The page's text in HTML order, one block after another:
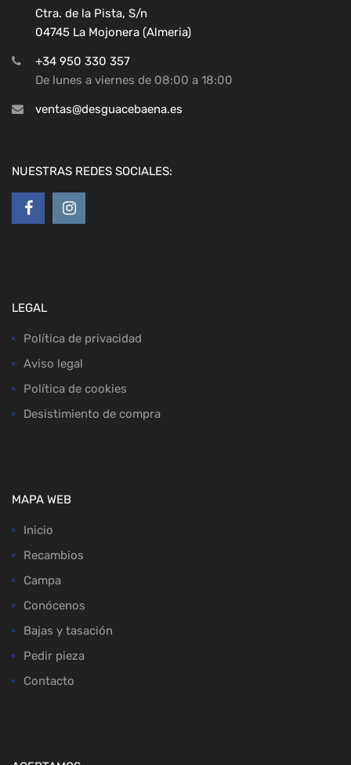
Ctra. de la Pista, S/n
04745 La Mojonera (Almeria)
+34 950 330 357
De lunes a viernes de 08:00 a 18:00
ventas@desguacebaena.es
NUESTRAS REDES SOCIALES:
LEGAL
Política de privacidad
Aviso legal
Política de cookies
Desistimiento de compra
MAPA WEB
Inicio
Recambios
Campa
Conócenos
Bajas y tasación
Pedir pieza
Contacto